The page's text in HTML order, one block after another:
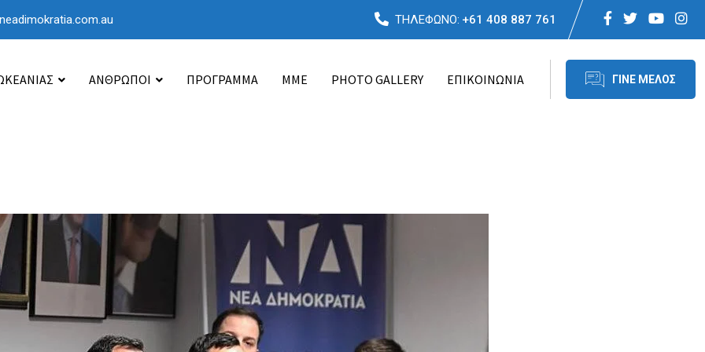
ΤΗΛΕΦΩΝΟ: +61 408 887 761
ΑΝΘΡΩΠΟΙ ΠΡΟΓΡΑΜΜΑ ΜΜΕ PHOTO GALLERY ΕΠΙΚΟΙΝΩΝΙΑ ΓΙΝΕ ΜΕΛΟΣ